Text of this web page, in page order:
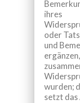
ihres
oder
und
wurden;
setzt